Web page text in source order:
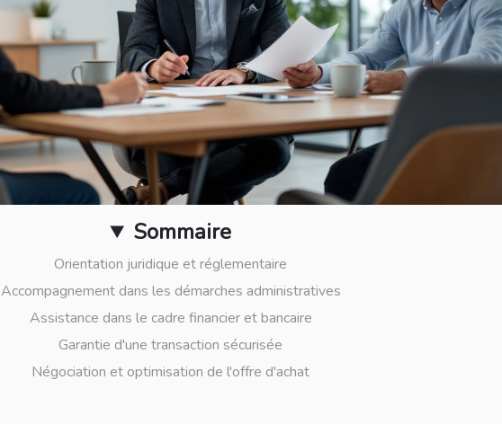
Sommaire
Orientation juridique et réglementaire
Accompagnement dans les démarches administratives
Assistance dans le cadre financier et bancaire
Garantie d'une transaction sécurisée
Négociation et optimisation de l'offre d'achat